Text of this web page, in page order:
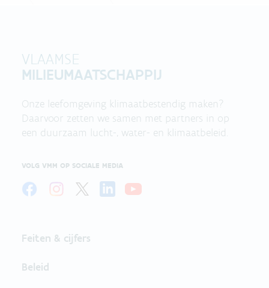
VLAAMSE
MILIEUMAATSCHAPPIJ
Onze leefomgeving klimaatbestendig maken?
Daarvoor zetten we samen met partners in op
een duurzaam lucht-, water- en klimaatbeleid.
VOLG VMM OP SOCIALE MEDIA
Feiten & cijfers
Beleid